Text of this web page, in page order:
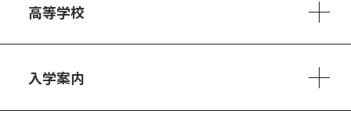
高等学校
入学案内